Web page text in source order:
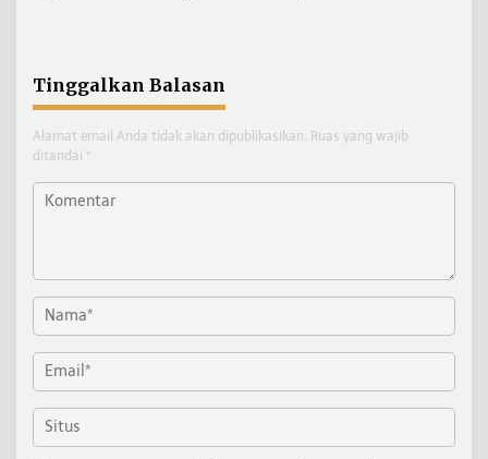
Tinggalkan Balasan
Alamat email Anda tidak akan dipublikasikan. Ruas yang wajib
ditandai *